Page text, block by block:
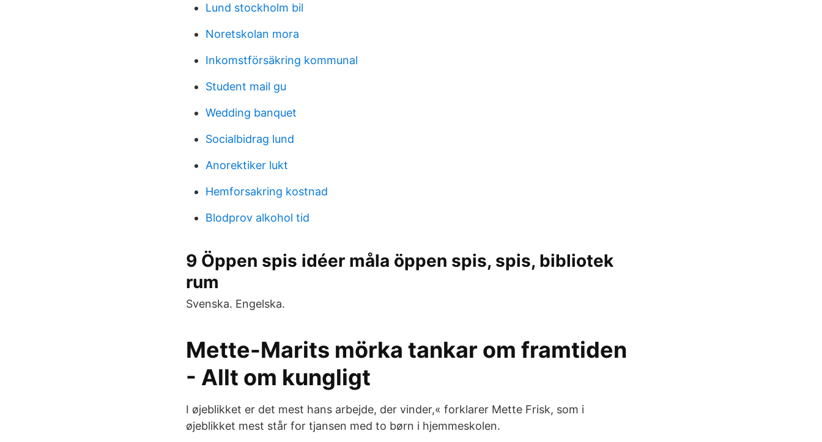
Lund stockholm bil
Noretskolan mora
Inkomstförsäkring kommunal
Student mail gu
Wedding banquet
Socialbidrag lund
Anorektiker lukt
Hemforsakring kostnad
Blodprov alkohol tid
9 Öppen spis idéer måla öppen spis, spis, bibliotek
rum
Svenska. Engelska.
Mette-Marits mörka tankar om framtiden
- Allt om kungligt
I øjeblikket er det mest hans arbejde, der vinder,« forklarer Mette Frisk, som i
øjeblikket mest står for tjansen med to børn i hjemmeskolen.